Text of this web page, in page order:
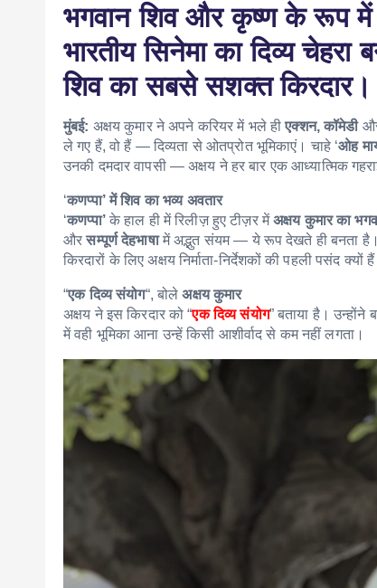
भगवान शिव और कृष्ण के रूप में
भारतीय सिनेमा का दिव्य चेहरा
शिव का सबसे सशक्त किरदार।
मुंबई: अक्षय कुमार ने अपने करियर में भले हीएक्शन, कॉमेडी
ले गए हैं, वो हैं — दिव्यता से ओतप्रोत भूमिकाएं। चाहे ‘ओह
उनकी दमदार वापसी — अक्षय ने हर बार एक आध्यात्मिक
‘कणप्पा’ में शिव का भव्य अवतार
‘कणप्पा’के हाल ही में रिलीज़ हुए टीज़र मेंअक्षय कुमार का
औरसम्पूर्ण देहभाषामें अद्भुत संयम — ये रूप देखते ही बनता है।
किरदारों के लिए अक्षय निर्माता-निर्देशकों की पहली पसंद क्यों
“एक दिव्य संयोग“, बोले अक्षय कुमार
अक्षय ने इस किरदार को “एक दिव्य संयोग” बताया है।
में वही भूमिका आना उन्हें किसी आशीर्वाद से कम नहीं लगता।